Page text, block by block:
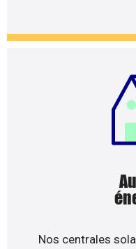
Nos centrales